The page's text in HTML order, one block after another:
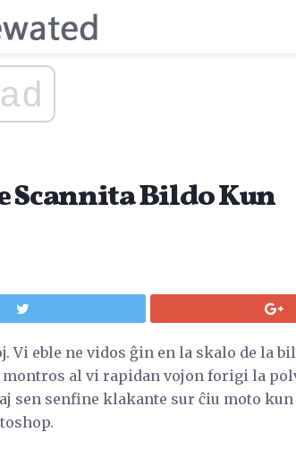
ad
Scannita Bildo Kun
eble ne vidos ĝin en la skalo de la
al vi rapidan vojon forigi la
sen senfine klakante sur ĉiu moto kun